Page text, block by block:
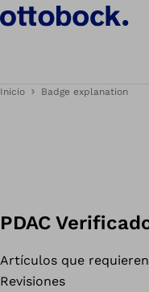
Inicio Badge explanation
PDAC
Artículos que
Revisiones